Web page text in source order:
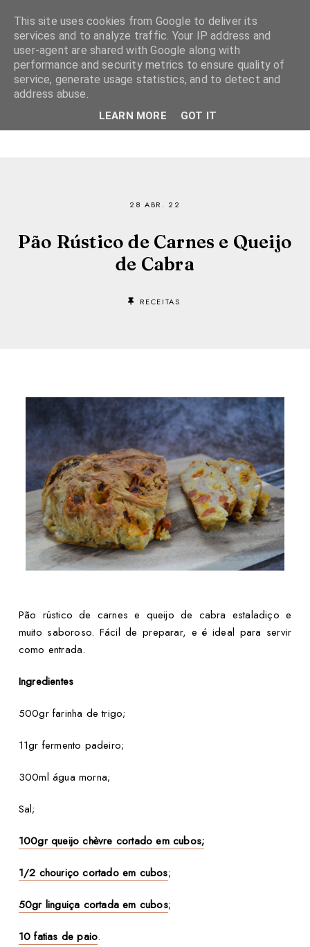
28 ABR. 22
Pão Rústico de Carnes e Queijo
de Cabra
RECEITAS
Pão rústico de carnes e queijo de cabra estaladiço e
muito saboroso. Fácil de preparar, e é ideal para servir
como entrada.
Ingredientes
500gr farinha de trigo;
11gr fermento padeiro;
300ml água morna;
Sal;
100gr queijo chèvre cortado em cubos;
1/2 chouriço cortado em cubos;
50gr linguiça cortada em cubos;
10 fatias de paio.
This site uses cookies from Google to deliver its
services and to analyze traffic. Your IP address and
user-agent are shared with Google along with
performance and security metrics to ensure quality of
service, generate usage statistics, and to detect and
address abuse.
LEARN MORE GOT IT